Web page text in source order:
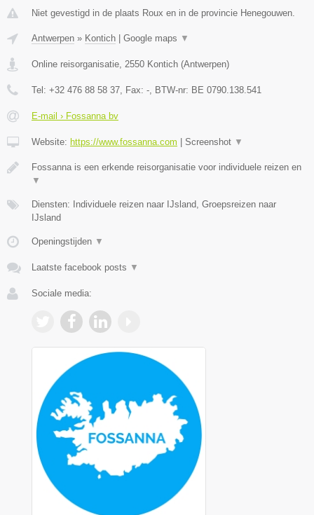
Niet gevestigd in de plaats Roux en in de provincie Henegouwen.
Antwerpen » Kontich Google maps ▼
Online reisorganisatie, 2550 Kontich (Antwerpen)
Tel: +32 476 88 58 37, Fax: -, BTW-nr: BE 0790.138.541
E-mail › Fossanna bv
Website: https://www.fossanna.com Screenshot ▼
Fossanna is een erkende reisorganisatie voor individuele reizen en
▼
Diensten: Individuele reizen naar IJsland, Groepsreizen naar
IJsland
Openingstijden ▼
Laatste facebook posts ▼
Sociale media: